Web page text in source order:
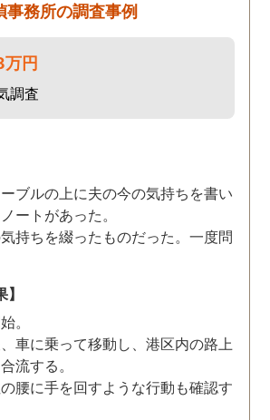
事務所の調査事例
円
調査
ブルの上に夫の今の気持ちを書い
ートがあった。
持ちを綴ったものだった。一度問
。
車に乗って移動し、港区内の路上
流する。
腰に手を回すような行動も確認す